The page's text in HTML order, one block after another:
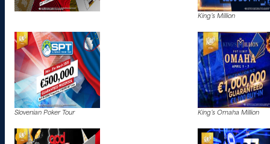
King’s Million
Slovenian Poker Tour King’s Omaha Million